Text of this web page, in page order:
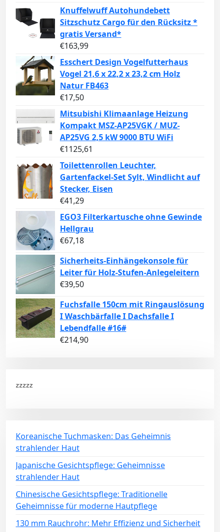
Knuffelwuff Autohundebett
Sitzschutz Cargo für den Rücksitz *
gratis Versand*
€163,99
Esschert Design Vogelfutterhaus
Vogel 21,6 x 22,2 x 23,2 cm Holz
Natur FB463
€17,50
Mitsubishi Klimaanlage Heizung
Kompakt MSZ-AP25VGK / MUZ-
AP25VG 2,5 kW 9000 BTU WiFi
€1125,61
Toilettenrollen Leuchter,
Gartenfackel-Set Sylt, Windlicht auf
Stecker, Eisen
€41,29
EGO3 Filterkartusche ohne Gewinde
Hellgrau
€67,18
Sicherheits-Einhängekonsole für
Leiter für Holz-Stufen-Anlegeleitern
€39,50
Fuchsfalle 150cm mit Ringauslösung
I Waschbärfalle I Dachsfalle I
Lebendfalle #16#
€214,90
zzzzz
Koreanische Tuchmasken: Das Geheimnis
strahlender Haut
Japanische Gesichtspflege: Geheimnisse
strahlender Haut
Chinesische Gesichtspflege: Traditionelle
Geheimnisse für moderne Hautpflege
130 mm Rauchrohr: Mehr Effizienz und Sicherheit